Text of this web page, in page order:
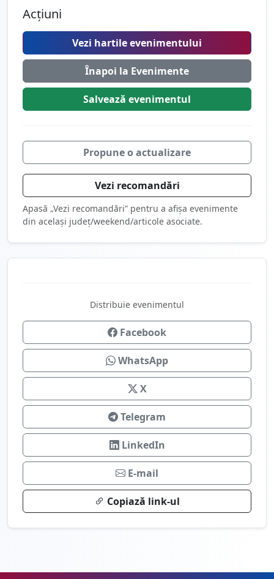
Acțiuni
Vezi hartile evenimentului
Înapoi la Evenimente
Salvează evenimentul
Propune o actualizare
Vezi recomandări
Apasă „Vezi recomandări” pentru a afișa evenimente
din același județ/weekend/articole asociate.
Distribuie evenimentul
Facebook
WhatsApp
X
Telegram
LinkedIn
E-mail
Copiază link-ul